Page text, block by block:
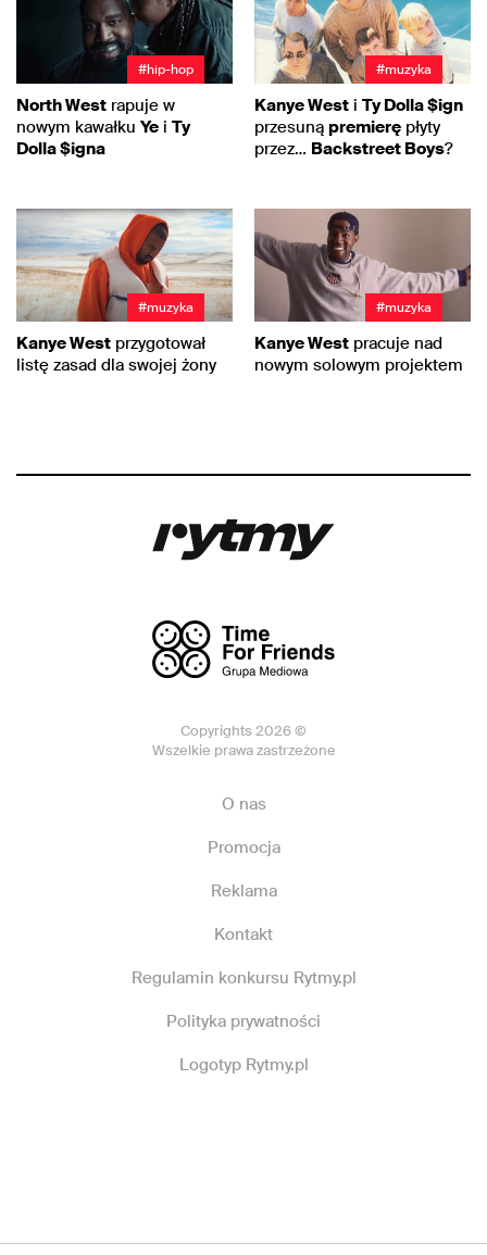
#hip-hop
North West rapuje w
nowym kawałku Ye i Ty
Dolla $igna
#muzyka
Kanye West i Ty Dolla $ign
przesuną premierę płyty
przez… Backstreet Boys?
#muzyka
Kanye West przygotował
listę zasad dla swojej żony
#muzyka
Kanye West pracuje nad
nowym solowym projektem
Copyrights 2026 ©
Wszelkie prawa zastrzeżone
O nas
Promocja
Reklama
Kontakt
Regulamin konkursu Rytmy.pl
Polityka prywatności
Logotyp Rytmy.pl